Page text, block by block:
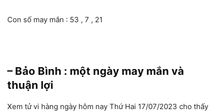
Con số may mắn : 53 , 7 , 21
– Bảo Bình : một ngày may mắn và
thuận lợi
Xem tử vi hàng ngày hôm nay Thứ Hai 17/07/2023 cho thấy